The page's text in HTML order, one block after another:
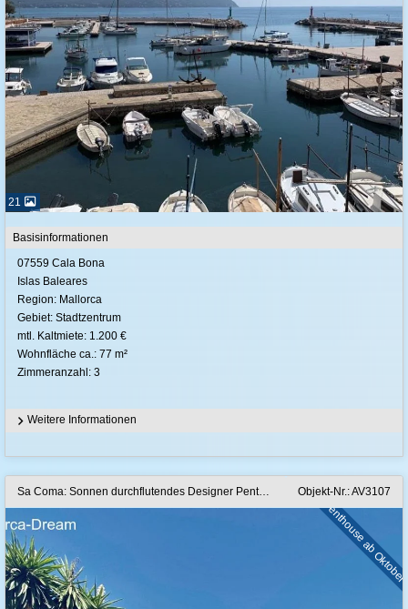
21
Basisinformationen
07559 Cala Bona
Islas Baleares
Region: Mallorca
Gebiet: Stadtzentrum
mtl. Kaltmiete: 1.200 €
Wohnfläche ca.: 77 m²
Zimmeranzahl: 3
Weitere Informationen
Sa Coma: Sonnen durchflutendes Designer Penthouse mit 60m2 XL Terrasse in Sa Coma Objekt-Nr.: AV3107
Penthouse ab Oktober